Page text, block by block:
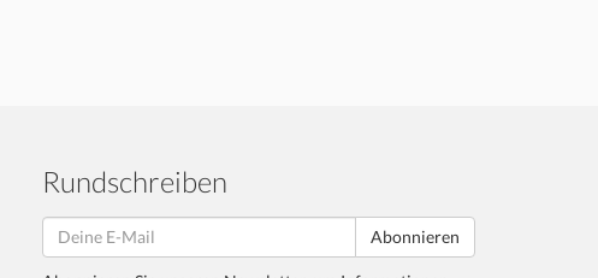
Rundschreiben
Abonnieren